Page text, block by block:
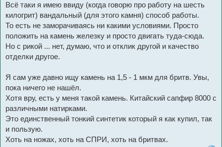
о
б
щ
е
и
Всё таки я имею ввиду (когда говорю про работу на шесть
килогрит) вандальный (для этого камня) способ работы.
То есть не заморачиваясь ни какими условиями. Просто
положить на камень железку и просто двигать туда-сюда.
Но с рикой ... нет, думаю, что и отклик другой и качество
отделки другое.
Я сам уже давно ищу камень на 1,5 - 1 мкм для бритв. Увы,
пока ничего не нашёл.
Хотя вру, есть у меня такой камень. Китайский сапфир 8000 с
различными натирками.
Это единственный тонкий синтетик который я как купил, так
и пользую.
Хоть на ножах, хоть на СПРИ, хоть на бритвах.